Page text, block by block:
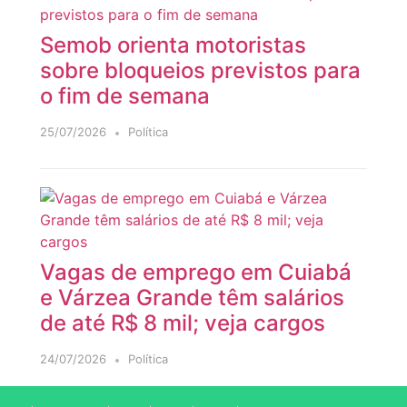
Semob orienta motoristas
sobre bloqueios previstos para
o fim de semana
25/07/2026 Política
Vagas de emprego em Cuiabá
e Várzea Grande têm salários
de até R$ 8 mil; veja cargos
24/07/2026 Política